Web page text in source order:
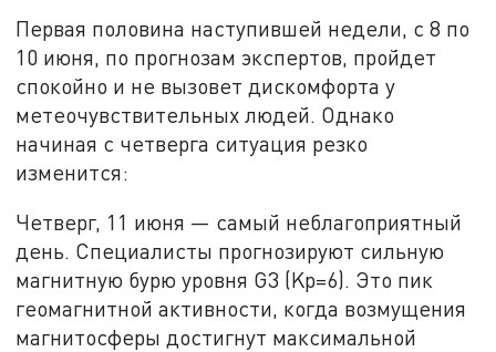
Первая половина наступившей недели, с 8 по
10 июня, по прогнозам экспертов, пройдет
спокойно и не вызовет дискомфорта у
метеочувствительных людей. Однако
начиная с четверга ситуация резко
изменится:
Четверг, 11 июня — самый неблагоприятный
день. Специалисты прогнозируют сильную
магнитную бурю уровня G3 (Kp=6). Это пик
геомагнитной активности, когда возмущения
магнитосферы достигнут максимальной